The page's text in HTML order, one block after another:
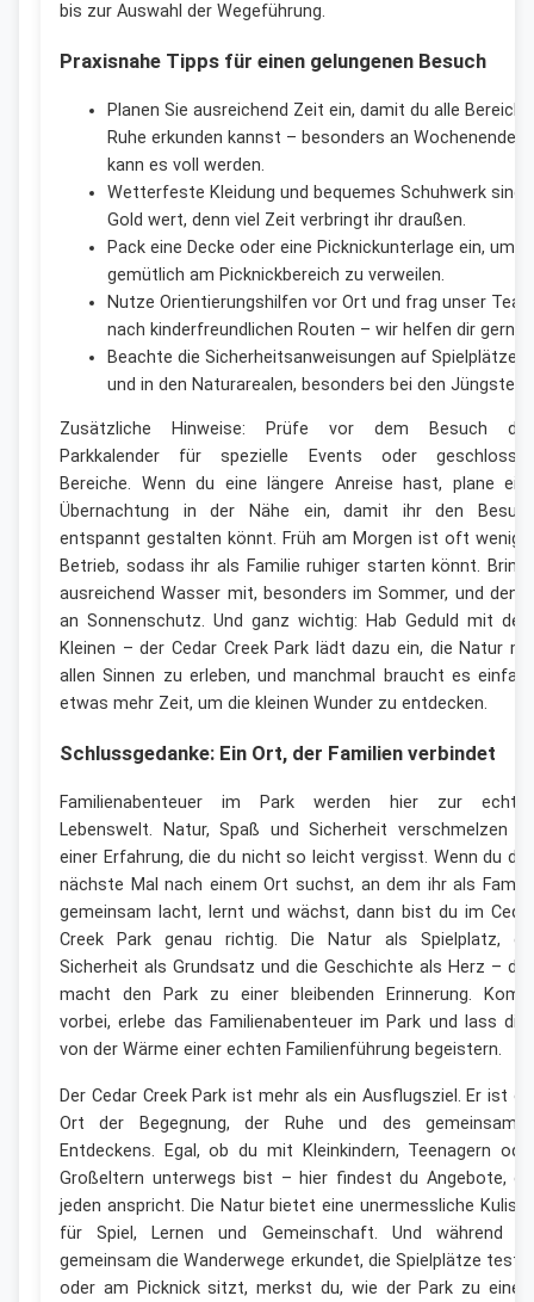
bis zur Auswahl der Wegeführung.
Praxisnahe Tipps für einen gelungenen Besuch
Planen Sie ausreichend Zeit ein, damit du alle
Ruhe erkunden kannst – besonders an Wochenenden
kann es voll werden.
Wetterfeste Kleidung und bequemes Schuhwerk sind
Gold wert, denn viel Zeit verbringt ihr draußen.
Pack eine Decke oder eine Picknickunterlage ein, um
gemütlich am Picknickbereich zu verweilen.
Nutze Orientierungshilfen vor Ort und frag unser
nach kinderfreundlichen Routen – wir helfen dir gern!
Beachte die Sicherheitsanweisungen auf Spielplätzen
und in den Naturarealen, besonders bei den Jüngsten.
Zusätzliche Hinweise: Prüfe vor dem Besuch
Parkkalender für spezielle Events oder
Bereiche. Wenn du eine längere Anreise hast, plane
Übernachtung in der Nähe ein, damit ihr den
entspannt gestalten könnt. Früh am Morgen ist oft
Betrieb, sodass ihr als Familie ruhiger starten könnt.
ausreichend Wasser mit, besonders im Sommer, und
an Sonnenschutz. Und ganz wichtig: Hab Geduld mit
Kleinen – der Cedar Creek Park lädt dazu ein, die Natur
allen Sinnen zu erleben, und manchmal braucht es
etwas mehr Zeit, um die kleinen Wunder zu entdecken.
Schlussgedanke: Ein Ort, der Familien verbindet
Familienabenteuer im Park werden hier zur
Lebenswelt. Natur, Spaß und Sicherheit verschmelzen
einer Erfahrung, die du nicht so leicht vergisst. Wenn du
nächste Mal nach einem Ort suchst, an dem ihr als
gemeinsam lacht, lernt und wächst, dann bist du im
Creek Park genau richtig. Die Natur als Spielplatz,
Sicherheit als Grundsatz und die Geschichte als Herz –
macht den Park zu einer bleibenden Erinnerung.
vorbei, erlebe das Familienabenteuer im Park und lass
von der Wärme einer echten Familienführung begeistern.
Der Cedar Creek Park ist mehr als ein Ausflugsziel. Er ist
Ort der Begegnung, der Ruhe und des
Entdeckens. Egal, ob du mit Kleinkindern, Teenagern
Großeltern unterwegs bist – hier findest du Angebote,
jeden anspricht. Die Natur bietet eine unermessliche
für Spiel, Lernen und Gemeinschaft. Und während
gemeinsam die Wanderwege erkundet, die Spielplätze
oder am Picknick sitzt, merkst du, wie der Park zu